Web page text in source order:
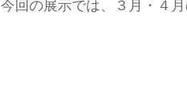
今回の展示では、３月・４